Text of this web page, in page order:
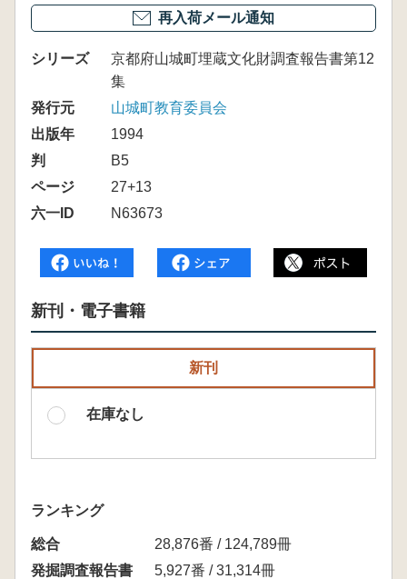
再入荷メール通知
シリーズ
京都府山城町埋蔵文化財調査報告書第12
集
発行元
山城町教育委員会
出版年
1994
判
B5
ページ
27+13
六一ID
N63673
新刊・電子書籍
新刊
在庫なし
ランキング
総合
28,876番 / 124,789冊
発掘調査報告書
5,927番 / 31,314冊